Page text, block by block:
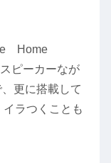
Home
ピーカーなが
更に搭載して
ラつくことも